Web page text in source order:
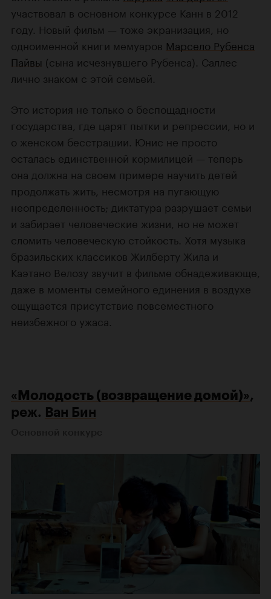
участвовал в основном конкурсе Канн в 2012
году. Новый фильм — тоже экранизация, но
одноименной книги мемуаров Марсело Рубенса
Пайвы (сына исчезнувшего Рубенса). Саллес
лично знаком с этой семьей.
Это история не только о беспощадности
государства, где царят пытки и репрессии, но и
о женском бесстрашии. Юнис не просто
осталась единственной кормилицей — теперь
она должна на своем примере научить детей
продолжать жить, несмотря на пугающую
неопределенность; диктатура разрушает семьи
и забирает человеческие жизни, но не может
сломить человеческую стойкость. Хотя музыка
бразильских классиков Жилберту Жила и
Каэтано Велозу звучит в фильме обнадеживающе,
даже в моменты семейного единения в воздухе
ощущается присутствие повсеместного
неизбежного ужаса.
«Молодость (возвращение домой)»,
реж. Ван Бин